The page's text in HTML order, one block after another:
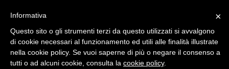
CASE HISTORY
OPINIONI
×
Informativa
Questo sito o gli strumenti terzi da questo utilizzati si avvalgono
di cookie necessari al funzionamento ed utili alle finalità illustrate
nella cookie policy. Se vuoi saperne di più o negare il consenso a
tutti o ad alcuni cookie, consulta la cookie policy.